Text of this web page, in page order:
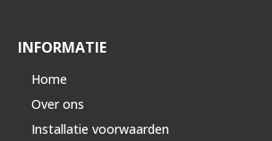
INFORMATIE
Home
Over ons
Installatie voorwaarden